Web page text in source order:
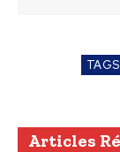
TAGS
Articles